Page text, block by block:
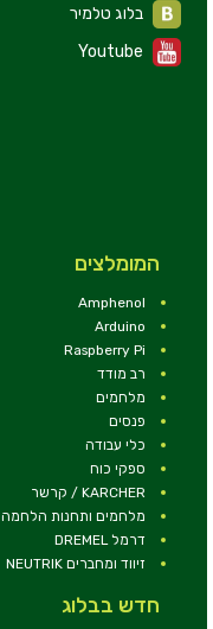
Youtube
המומלצים
Amphenol
Arduino
Raspberry Pi
רב מודד
מלחמים
פנסים
כלי עבודה
ספקי כוח
KARCHER / קרשר
מלחמים ותחנות הלחמה
דרמל DREMEL
זיווד ומחברים NEUTRIK
חדש בבלוג